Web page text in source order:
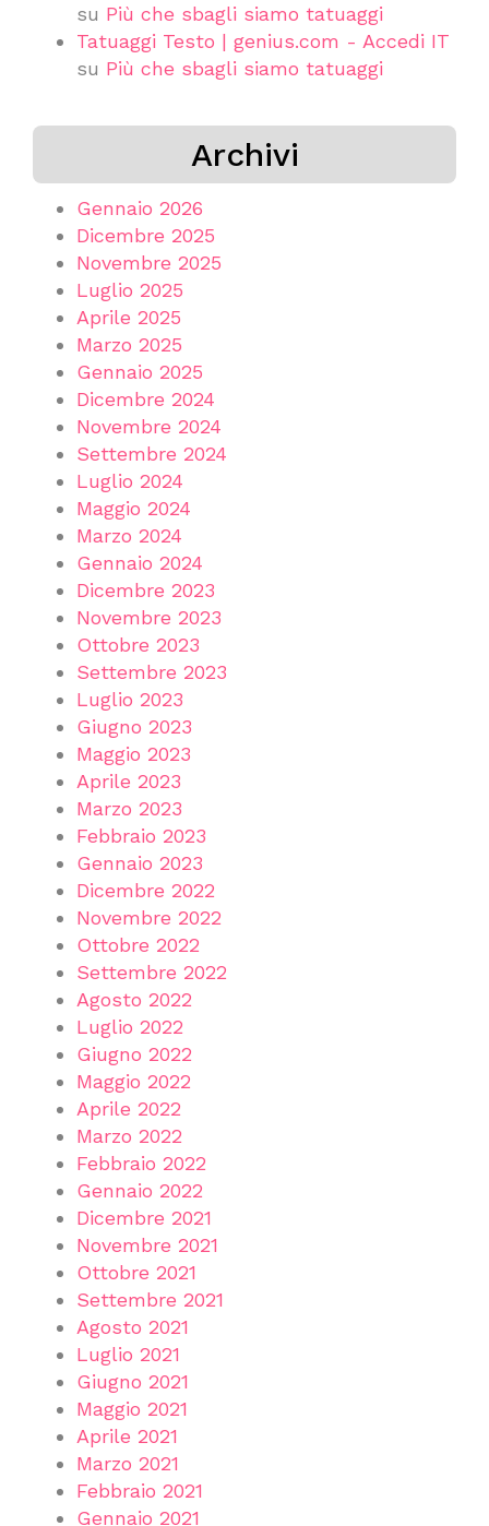
su Più che sbagli siamo tatuaggi
Tatuaggi Testo | genius.com - Accedi IT
su Più che sbagli siamo tatuaggi
Archivi
Gennaio 2026
Dicembre 2025
Novembre 2025
Luglio 2025
Aprile 2025
Marzo 2025
Gennaio 2025
Dicembre 2024
Novembre 2024
Settembre 2024
Luglio 2024
Maggio 2024
Marzo 2024
Gennaio 2024
Dicembre 2023
Novembre 2023
Ottobre 2023
Settembre 2023
Luglio 2023
Giugno 2023
Maggio 2023
Aprile 2023
Marzo 2023
Febbraio 2023
Gennaio 2023
Dicembre 2022
Novembre 2022
Ottobre 2022
Settembre 2022
Agosto 2022
Luglio 2022
Giugno 2022
Maggio 2022
Aprile 2022
Marzo 2022
Febbraio 2022
Gennaio 2022
Dicembre 2021
Novembre 2021
Ottobre 2021
Settembre 2021
Agosto 2021
Luglio 2021
Giugno 2021
Maggio 2021
Aprile 2021
Marzo 2021
Febbraio 2021
Gennaio 2021